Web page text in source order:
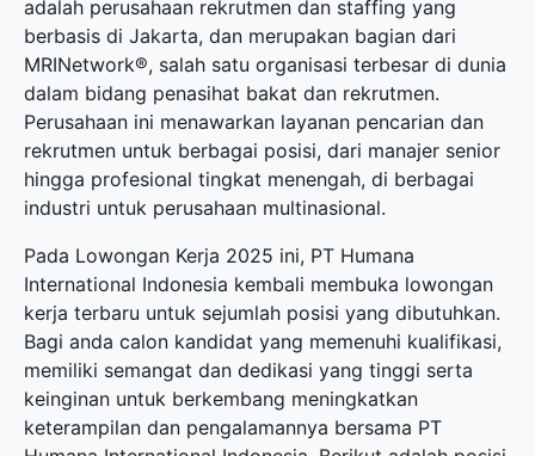
adalah perusahaan rekrutmen dan staffing yang
berbasis di Jakarta, dan merupakan bagian dari
MRINetwork®, salah satu organisasi terbesar di dunia
dalam bidang penasihat bakat dan rekrutmen.
Perusahaan ini menawarkan layanan pencarian dan
rekrutmen untuk berbagai posisi, dari manajer senior
hingga profesional tingkat menengah, di berbagai
industri untuk perusahaan multinasional.
Pada Lowongan Kerja 2025 ini, PT Humana
International Indonesia kembali membuka lowongan
kerja terbaru untuk sejumlah posisi yang dibutuhkan.
Bagi anda calon kandidat yang memenuhi kualifikasi,
memiliki semangat dan dedikasi yang tinggi serta
keinginan untuk berkembang meningkatkan
keterampilan dan pengalamannya bersama PT